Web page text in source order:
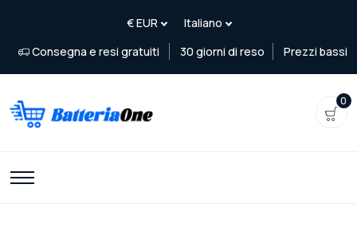
Consegna e resi gratuiti 30 giorni di reso Prezzi bassi
0